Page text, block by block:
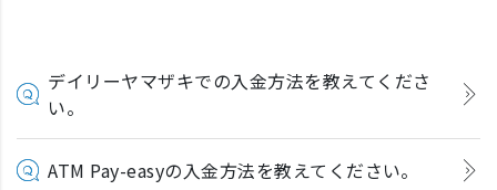
デイリーヤマザキでの入金方法を教えてくださ
い。
ATM Pay-easyの入金方法を教えてください。